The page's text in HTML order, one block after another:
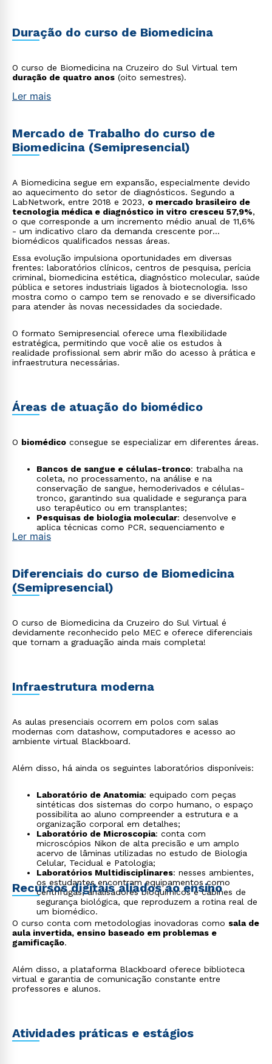
Duração do curso de Biomedicina
O curso de Biomedicina na Cruzeiro do Sul Virtual tem
duração de quatro anos (oito semestres).
Ler mais
Mercado de Trabalho do curso de
Biomedicina (Semipresencial)
A Biomedicina segue em expansão, especialmente devido
ao aquecimento do setor de diagnósticos. Segundo a
LabNetwork, entre 2018 e 2023, o mercado brasileiro de
tecnologia médica e diagnóstico in vitro cresceu 57,9%,
o que corresponde a um incremento médio anual de 11,6%
- um indicativo claro da demanda crescente por
biomédicos qualificados nessas áreas.
Essa evolução impulsiona oportunidades em diversas
frentes: laboratórios clínicos, centros de pesquisa, perícia
criminal, biomedicina estética, diagnóstico molecular, saúde
pública e setores industriais ligados à biotecnologia. Isso
mostra como o campo tem se renovado e se diversificado
para atender às novas necessidades da sociedade.
O formato Semipresencial oferece uma flexibilidade
estratégica, permitindo que você alie os estudos à
realidade profissional sem abrir mão do acesso à prática e
infraestrutura necessárias.
Áreas de atuação do biomédico
O biomédico consegue se especializar em diferentes áreas.
Bancos de sangue e células-tronco: trabalha na
coleta, no processamento, na análise e na
conservação de sangue, hemoderivados e células-
tronco, garantindo sua qualidade e segurança para
uso terapêutico ou em transplantes;
Pesquisas de biologia molecular: desenvolve e
aplica técnicas como PCR, sequenciamento e
clonagem genética para identificar mutações, estudar
programas de saúde coletiva, contribuindo com
ações de diagnóstico, vigilância epidemiológica,
prevenção de doenças e promoção da saúde;
cromossômicas e testes de compatibilidade genética,
colaborando com diagnósticos precisos e
aconselhamento genético;
elucidação de crimes;
Estética e saúde: executa procedimentos estéticos
promover a saúde, bem-estar e autoestima dos
pacientes.
Ler mais
Diferenciais do curso de Biomedicina
(Semipresencial)
O curso de Biomedicina da Cruzeiro do Sul Virtual é
devidamente reconhecido pelo MEC e oferece diferenciais
que tornam a graduação ainda mais completa!
Infraestrutura moderna
As aulas presenciais ocorrem em polos com salas
modernas com datashow, computadores e acesso ao
ambiente virtual Blackboard.
Além disso, há ainda os seguintes laboratórios disponíveis:
Laboratório de Anatomia: equipado com peças
sintéticas dos sistemas do corpo humano, o espaço
possibilita ao aluno compreender a estrutura e a
organização corporal em detalhes;
Laboratório de Microscopia: conta com
microscópios Nikon de alta precisão e um amplo
acervo de lâminas utilizadas no estudo de Biologia
Celular, Tecidual e Patologia;
Laboratórios Multidisciplinares: nesses ambientes,
os estudantes encontram equipamentos como
centrífugas, analisadores bioquímicos e cabines de
segurança biológica, que reproduzem a rotina real de
um biomédico.
Recursos digitais aliados ao ensino
O curso conta com metodologias inovadoras como sala de
aula invertida, ensino baseado em problemas e
gamificação.
Além disso, a plataforma Blackboard oferece biblioteca
virtual e garantia de comunicação constante entre
professores e alunos.
Atividades práticas e estágios
Rápido e fácil
ou